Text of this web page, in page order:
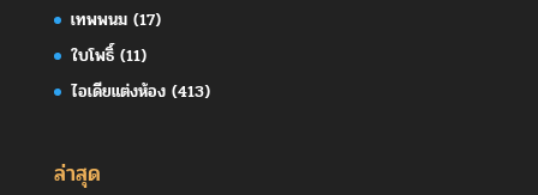
เทพพนม(17)
ใบโพธิ์(11)
ไอเดียแต่งห้อง(413)
ล่าสุด